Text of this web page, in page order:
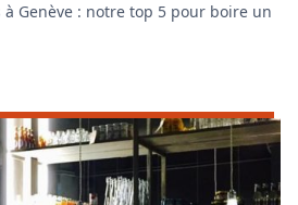
Genève : notre top 5 pour boire un